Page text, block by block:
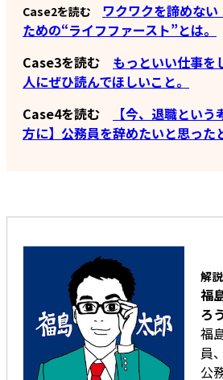
Case2を読む ワクワクを諦めな
ための“ライフファースト”とは。
Case3を読む もっといい仕事を
人にぜひ読んでほしいこと。
Case4を読む
【今、退職とい
方に】公務員を辞めたいと思った
解
福
ろ
福
員
公